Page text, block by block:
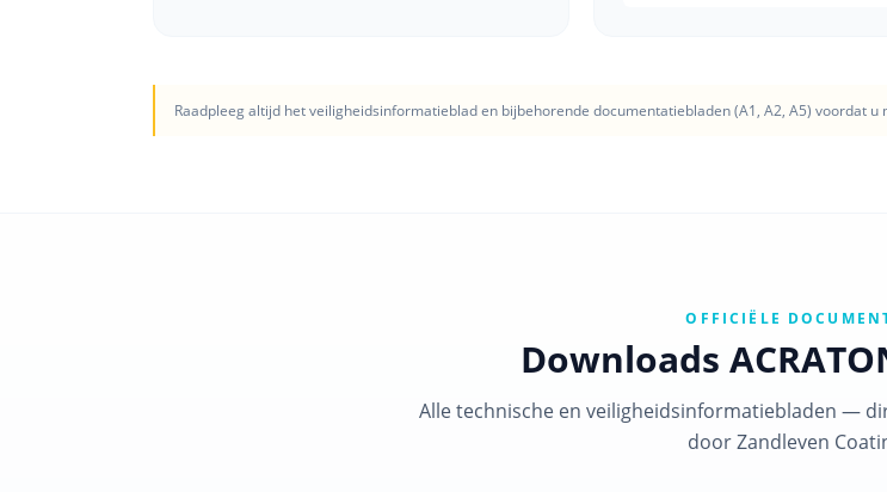
Raadpleeg altijd het veiligheids­informatieblad en bijbehorende documentatie­bladen (A1, A2, A5) voordat u
OFFICIËLE
Downloads
Alle technische en veiligheids­informatie­bladen —
door Zandleven